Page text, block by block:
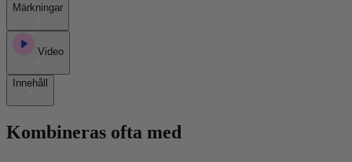
Märkningar
Video
Innehåll
Kombineras ofta med